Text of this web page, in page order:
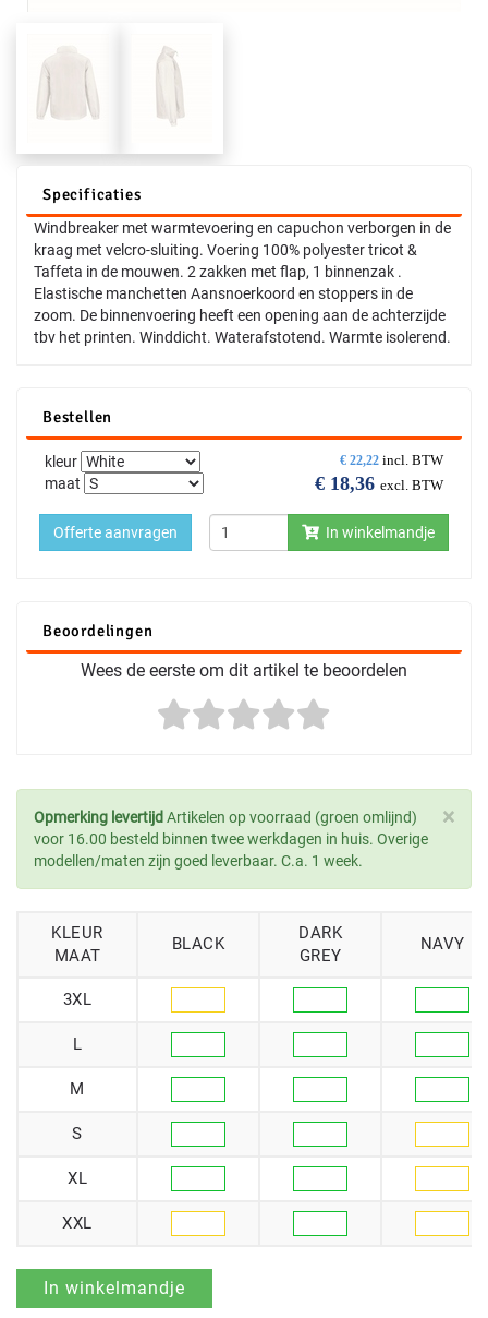
Specificaties
Windbreaker met warmtevoering en capuchon verborgen in de
kraag met velcro-sluiting. Voering 100% polyester tricot &
Taffeta in de mouwen. 2 zakken met flap, 1 binnenzak .
Elastische manchetten Aansnoerkoord en stoppers in de
zoom. De binnenvoering heeft een opening aan de achterzijde
tbv het printen. Winddicht. Waterafstotend. Warmte isolerend.
Bestellen
€ 22,22 incl. BTW
€ 18,36 excl. BTW
kleur
maat
In winkelmandje
Offerte aanvragen
Beoordelingen
Wees de eerste om dit artikel te beoordelen
×
Opmerking levertijd Artikelen op voorraad (groen omlijnd)
voor 16.00 besteld binnen twee werkdagen in huis. Overige
modellen/maten zijn goed leverbaar. C.a. 1 week.
KLEUR
MAAT
BLACK
DARK
GREY
NAVY
3XL
L
M
S
XL
XXL